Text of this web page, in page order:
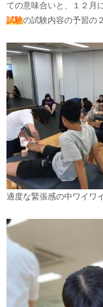
ての意味合いと、１２月
試験の試験内容の予習の
適度な緊張感の中ワイワ